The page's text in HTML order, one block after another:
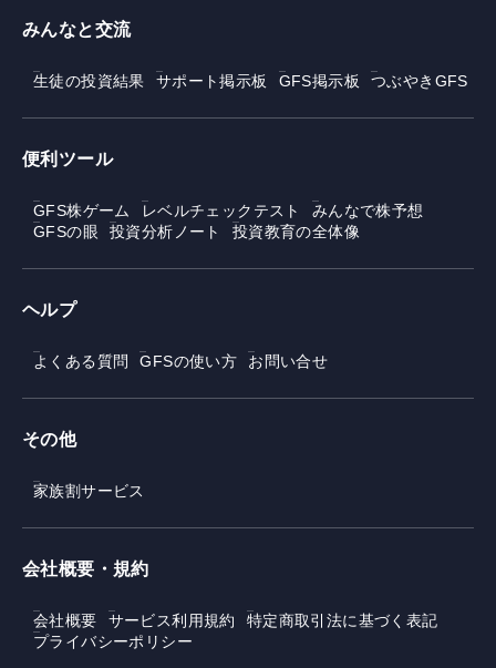
みんなと交流
生徒の投資結果 サポート掲示板 GFS掲示板 つぶやきGFS
便利ツール
GFS株ゲーム レベルチェックテスト
みんなで株予想
GFSの眼
投資分析ノート 投資教育の全体像
ヘルプ
よくある質問 GFSの使い方 お問い合せ
その他
家族割サービス
会社概要・規約
会社概要 サービス利用規約
特定商取引法に基づく表記
プライバシーポリシー